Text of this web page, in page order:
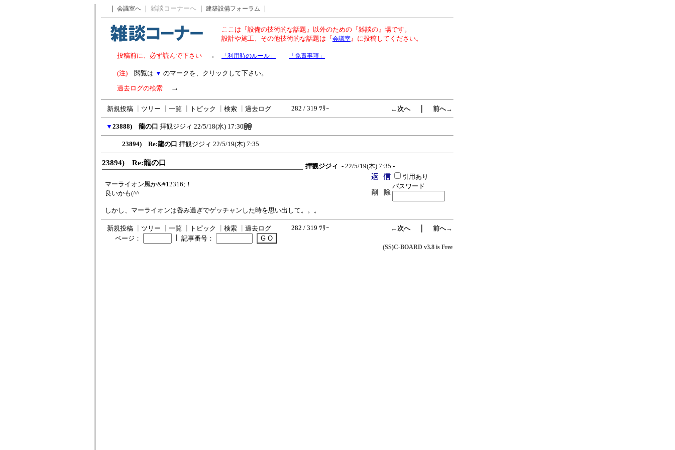
｜ 会議室へ ｜ 雑談コーナーへ ｜ 建築設備フォーラム ｜
ここは『設備の技術的な話題』以外のための『雑談の』場です。
設計や施工、その他技術的な話題は『会議室』に投稿してください。
投稿前に、必ず読んで下さい → 「利用時のルール」 「免責事項」
(注) 閲覧は ▼ のマークを、クリックして下さい。
過去ログの検索 →
新規投稿 ツリー 一覧 トピック 検索 過去ログ 282 / 319 ﾂﾘｰ ←次へ｜ 前へ→
▼ 23888) 龍の口 拝観ジジィ 22/5/18(水) 17:30
23894) Re:龍の口 拝観ジジィ 22/5/19(木) 7:35
23894) Re:龍の口 拝観ジジィ - 22/5/19(木) 7:35 -
マーライオン風か&#12316;！
良いかも(^^ゞ
しかし、マーライオンは呑み過ぎでゲッチャンした時を思い出して。。。
引用あり
パスワード
新規投稿 ツリー 一覧 トピック 検索 過去ログ 282 / 319 ﾂﾘｰ ←次へ｜ 前へ→
ページ：
記事番号：
(SS)C-BOARD v3.8 is Free